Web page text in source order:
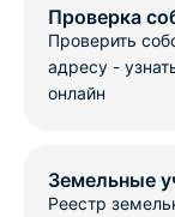
Проверка
Проверить
адресу -
онлайн
Земельные
Реестр